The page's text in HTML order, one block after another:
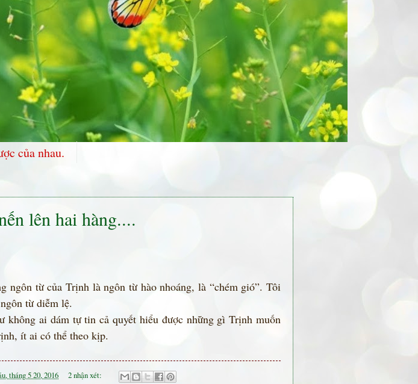
của nhau.
lên hai hàng....
ngôn từ của Trịnh là ngôn từ hào nhoáng, là “chém gió”. Tôi
từ diễm lệ.
không ai dám tự tin cả quyết hiểu được những gì Trịnh muốn
ít ai có thể theo kịp.
tháng 5 20, 2016 2 nhận xét: